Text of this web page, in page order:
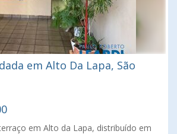
em Alto Da Lapa, São
em Alto da Lapa, distribuído em